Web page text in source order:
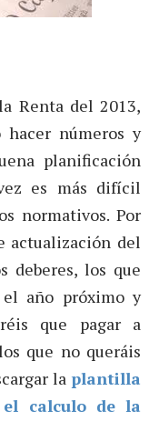
Renta del 2013,
hacer números y
planificación
es más difícil
normativos. Por
actualización del
deberes, los que
año próximo y
que pagar a
que no queráis
la plantilla
el calculo de la